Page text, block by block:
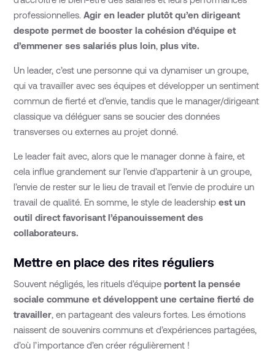
professionnelles.Agir en leader plutôt qu’en dirigeant
despote permet de booster la cohésion d’équipe et
d’emmener ses salariés plus loin,plus vite.
Un leader, c’est une personne qui va dynamiser un groupe,
qui va travailler avec ses équipes et développer un sentiment
commun de fierté et d’envie, tandis que le manager/dirigeant
classique va déléguer sans se soucier des données
transverses ou externes au projet donné.
Le leader fait avec, alors que le manager donne à faire, et
cela influe grandement sur l’envie d’appartenir à un groupe,
l’envie de rester sur le lieu de travail et l’envie de produire un
travail de qualité. En somme, le style de leadership est un
outil direct favorisant l’épanouissement des
collaborateurs.
Mettre en place des rites réguliers
Souvent négligés, les rituels d’équipe portent la pensée
sociale commune et développent une certaine fierté de
travailler, en partageant des valeurs fortes. Les émotions
naissent de souvenirs communs et d’expériences partagées,
d’où l’importance d’en créer régulièrement !